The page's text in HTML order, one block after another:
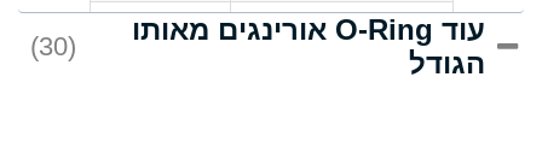
Acrlylonitrile
C
Adipic Acid
עוד O-Ring אורינגים מאותו
הגודל
(30)